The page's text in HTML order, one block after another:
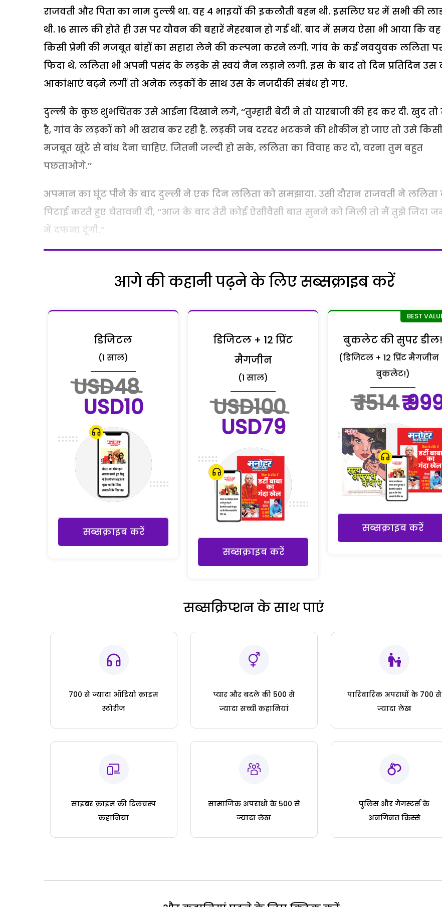
राजवती और पिता का नाम दुल्ली था. वह 4 भाइयों की इकलौती बहन थी. इसलिए घर में सभी की
थी. 16 साल की होते ही उस पर यौवन की बहारें मेहरबान हो गई थीं. बाद में समय ऐसा भी आया कि वह
किसी प्रेमी की मजबूत बांहों का सहारा लेने की कल्पना करने लगी. गांव के कई नवयुवक ललिता
फिदा थे. ललिता भी अपनी पसंद के लड़के से स्वयं नैन लड़ाने लगी. इस के बाद तो दिन प्रतिदिन उस
आकांक्षाएं बढ़ने लगीं तो अनेक लड़कों के साथ उस के नजदीकी संबंध हो गए.
दुल्ली के कुछ शुभचिंतक उसे आईना दिखाने लगे, ‘‘तुम्हारी बेटी ने तो यारबाजी की हद कर दी. खुद तो
है, गांव के लड़कों को भी खराब कर रही है. लड़की जब दरदर भटकने की शौकीन हो जाए तो उसे किसी
मजबूत खूंटे से बांध देना चाहिए. जितनी जल्दी हो सके, ललिता का विवाह कर दो, वरना तुम बहुत
पछताओगे.’’
अपमान का घूंट पीने के बाद दुल्ली ने एक दिन ललिता को समझाया. उसी दौरान राजवती ने ललिता
पिटाई करते हुए चेतावनी दी, ‘‘आज के बाद तेरी कोई ऐसीवैसी बात सुनने को मिली तो मैं तुझे जिंदा
में दफना दूंगी.’’
आगे की कहानी पढ़ने के लिए सब्सक्राइब करें
डिजिटल
(1 साल)
USD48
USD10
सब्सक्राइब करें
डिजिटल + 12 प्रिंट
मैगजीन
(1 साल)
USD100
USD79
सब्सक्राइब करें
बुकलेट की सुपर डील!
(डिजिटल + 12 प्रिंट मैगजीन
बुकलेट!)
₹ 1514₹
सब्सक्राइब करें
सब्सक्रिप्शन के साथ पाएं
700 से ज्यादा ऑडियो क्राइम
स्टोरीज
प्यार और बदले की 500 से
ज्यादा सच्ची कहानियां
पारिवारिक अपराधों के 700 से
ज्यादा लेख
साइबर क्राइम की दिलचस्प
कहानियां
सामाजिक अपराधों के 500 से
ज्यादा लेख
पुलिस और गैंगस्टर्स के
अनगिनत किस्से